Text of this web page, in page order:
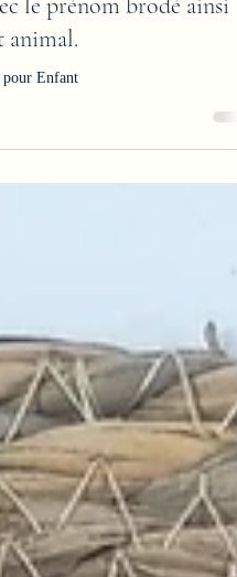
serviettes et gant de
le prénom brodé ainsi
animal.
Enfant